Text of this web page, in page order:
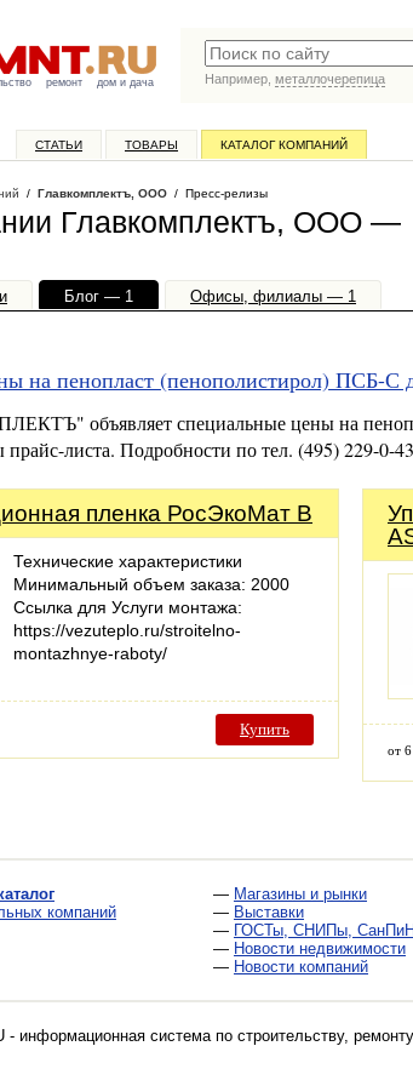
ремонт дом и дача
Например, металлочерепица
СТАТЬИ ТОВАРЫ КАТАЛОГ КОМПАНИЙ
/ Главкомплектъ, ООО / Пресс-релизы
Главкомплектъ, ООО —
Блог — 1 Офисы, филиалы — 1
на пенопласт (пенополистирол) ПСБ-С
объявляет специальные цены на
листа. Подробности по тел. (495) 229-0-
пленка РосЭкоМат B
Технические характеристики
Минимальный объем заказа: 2000
Ссылка для Услуги монтажа:
https://vezuteplo.ru/stroitelno-
montazhnye-raboty/
Купить
от
компаний
— Магазины и рынки
— Выставки
— ГОСТы, СНИПы,
— Новости недвижимости
— Новости компаний
- информационная система по строительству,